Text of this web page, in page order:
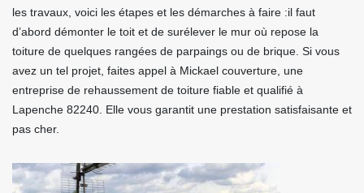
les travaux, voici les étapes et les démarches à faire :il faut
d’abord démonter le toit et de surélever le mur où repose la
toiture de quelques rangées de parpaings ou de brique. Si vous
avez un tel projet, faites appel à Mickael couverture, une
entreprise de rehaussement de toiture fiable et qualifié à
Lapenche 82240. Elle vous garantit une prestation satisfaisante et
pas cher.